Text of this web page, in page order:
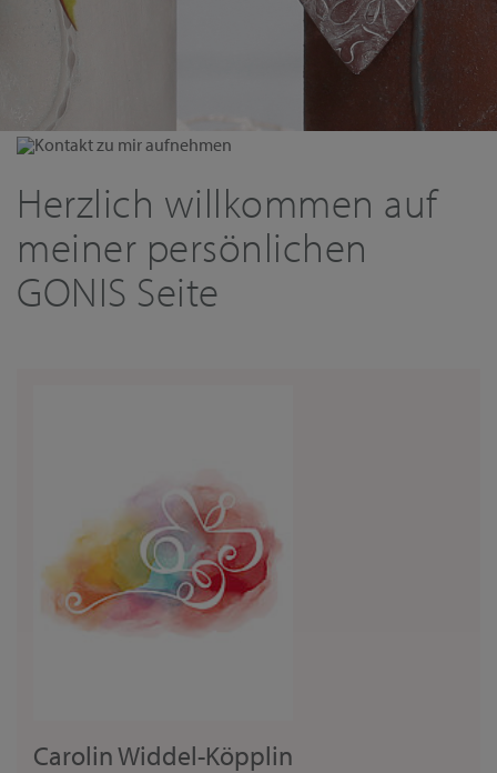
Kontakt zu mir aufnehmen
Herzlich willkommen auf
meiner persönlichen
GONIS Seite
Carolin Widdel-Köpplin